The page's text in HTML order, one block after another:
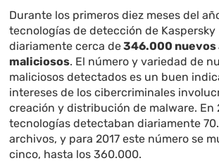
Durante los primeros diez meses del
tecnologías de detección de
diariamente cerca de346.000 nuevos
maliciosos. El número y variedad de
maliciosos detectados es un buen
intereses de los cibercriminales
creación y distribución de malware. En
tecnologías detectaban diariamente
archivos, y para 2017 este número se
cinco, hasta los 360.000.